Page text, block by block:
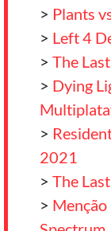
> Plants
> Left 4
> The
> Dying
>
2021
> The
>